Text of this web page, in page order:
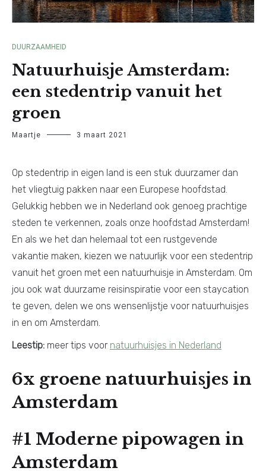
DUURZAAMHEID
Natuurhuisje Amsterdam:
een stedentrip vanuit het
groen
Maartje 3 maart 2021
Op stedentrip in eigen land is een stuk duurzamer dan
het vliegtuig pakken naar een Europese hoofdstad.
Gelukkig hebben we in Nederland ook genoeg prachtige
steden te verkennen, zoals onze hoofdstad Amsterdam!
En als we het dan helemaal tot een rustgevende
vakantie maken, kiezen we natuurlijk voor een stedentrip
vanuit het groen met een natuurhuisje in Amsterdam. Om
jou ook wat duurzame reisinspiratie voor een staycation
te geven, delen we ons wensenlijstje voor natuurhuisjes
in en om Amsterdam.
Leestip: meer tips voor natuurhuisjes in Nederland
6x groene natuurhuisjes in
Amsterdam
#1 Moderne pipowagen in
Amsterdam